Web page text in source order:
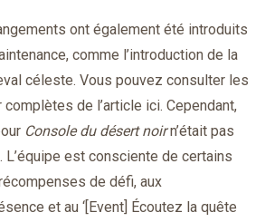
ont également été introduits
comme l’introduction de la
céleste. Vous pouvez consulter les
de l’article ici. Cependant,
Console du désert noirn’était pas
est consciente de certains
de défi, aux
et au ‘[Event] Écoutez la quête